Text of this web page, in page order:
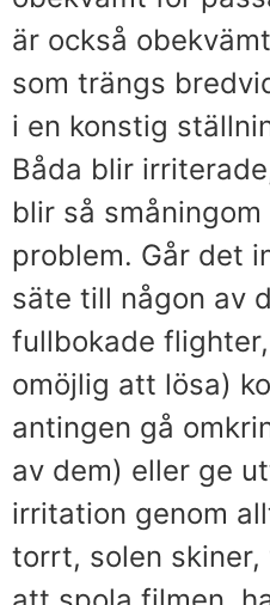
är också
som trängs
i en konstig
Båda blir
blir så
problem. Går det
säte till någon av
fullbokade
omöjlig att lösa)
antingen gå
av dem) eller ge
irritation genom
torrt, solen